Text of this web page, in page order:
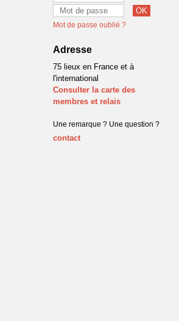
Mot de passe oublié ?
Adresse
75 lieux en France et à
l'international
Consulter la carte des
membres et relais
Une remarque ? Une question ?
contact